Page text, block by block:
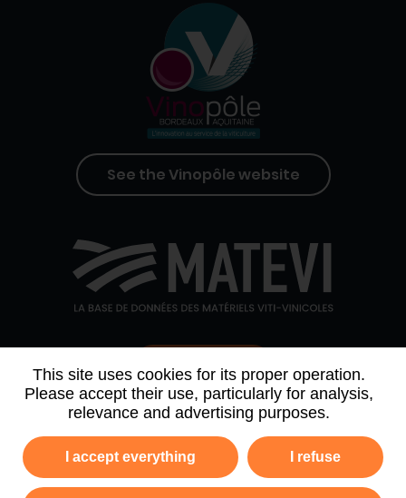
This site uses cookies for its proper operation.
Please accept their use, particularly for analysis,
relevance and advertising purposes.
I accept everything I refuse
See the Vinopôle website
Contact us
WHO WE ARE AGENDA
PARTNERS
NEWSLETTER ARCHIVE